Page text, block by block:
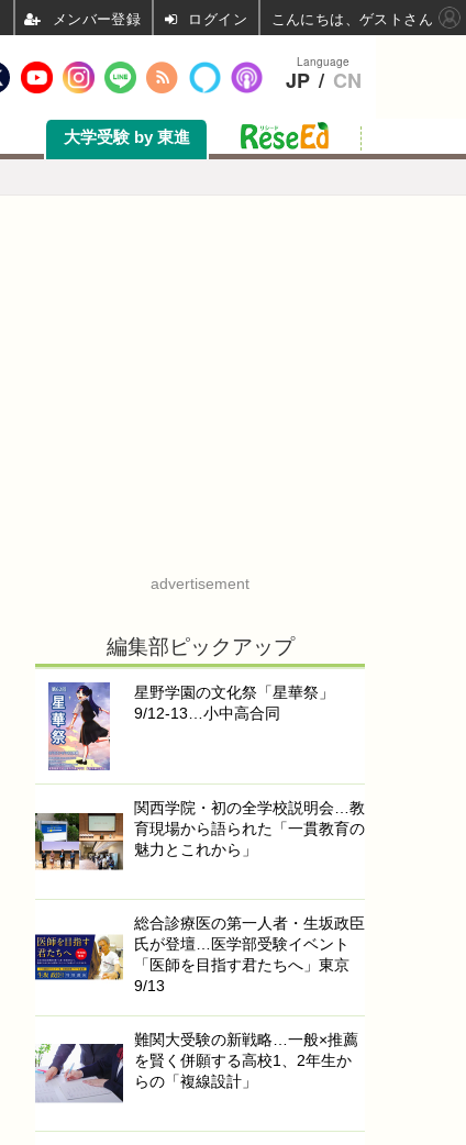
大学受験 by 東進
advertisement
編集部ピックアップ
星野学園の文化祭「星華祭」
9/12-13…小中高合同
関西学院・初の全学校説明会…教
育現場から語られた「一貫教育の
魅力とこれから」
総合診療医の第一人者・生坂政臣
氏が登壇…医学部受験イベント
「医師を目指す君たちへ」東京
9/13
難関大受験の新戦略…一般×推薦
を賢く併願する高校1、2年生か
らの「複線設計」
Language
JP / CN
ログイン こんにちは、ゲストさん